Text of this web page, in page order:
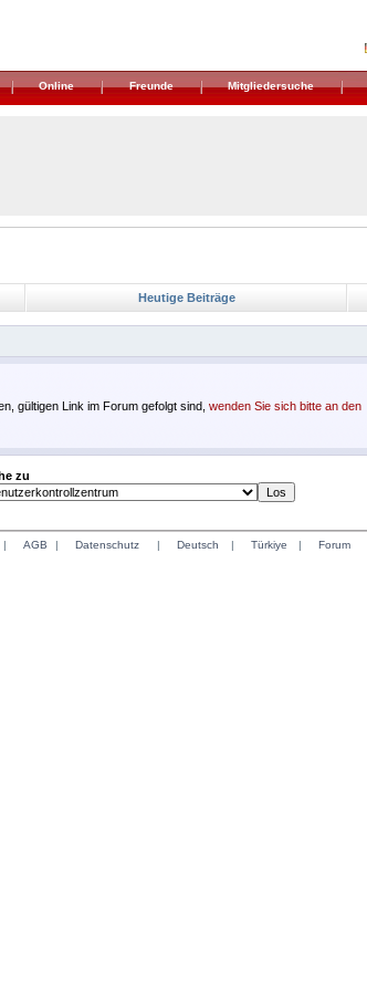
Online Freunde Mitgliedersuche
Heutige Beiträge
gültigen Link im Forum gefolgt sind, wenden Sie sich bitte an den
zu
| AGB | Datenschutz | Deutsch | Türkiye | Forum